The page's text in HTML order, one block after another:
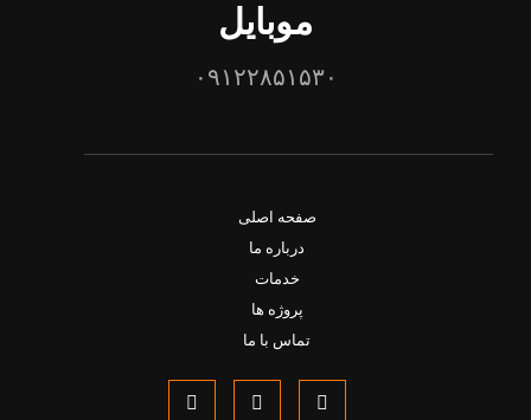
موبایل
۰۹۱۲۲۸۵۱۵۳۰
صفحه اصلی
درباره ما
خدمات
پروژه ها
تماس با ما